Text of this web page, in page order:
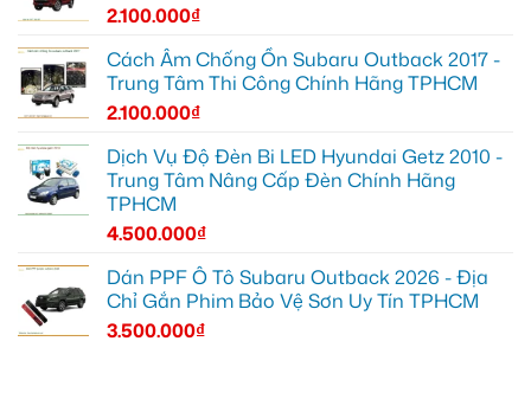
2.100.000₫
Cách Âm Chống Ồn Subaru Outback 2017 -
Trung Tâm Thi Công Chính Hãng TPHCM
2.100.000₫
Dịch Vụ Độ Đèn Bi LED Hyundai Getz 2010 -
Trung Tâm Nâng Cấp Đèn Chính Hãng
TPHCM
4.500.000₫
Dán PPF Ô Tô Subaru Outback 2026 - Địa
Chỉ Gắn Phim Bảo Vệ Sơn Uy Tín TPHCM
3.500.000₫